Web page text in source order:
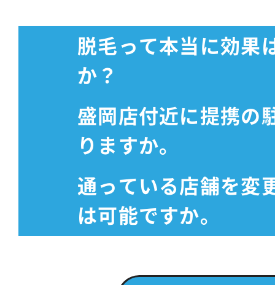
脱毛って本当に効果
か？
盛岡店付近に提携の
りますか。
通っている店舗を変
は可能ですか。